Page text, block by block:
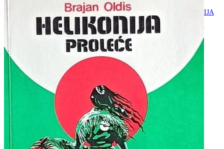
ETNOLOGIJA
FILOZOFIJA, SOCIOLOGIJA, ANTROPOLOGIJA
FOTOGRAFIJA
GLAZBENA UMJETNOST
KAZALIŠTE, FILM
OD KNJIŽEVNOST
DO RELIGIJA
KNJIŽEVNOST
LIKOVNA UMJETNOST
LJEKOVITO BILJE I ZDRAVLJE
MITOLOGIJA
POVIJEST I PUBLICISTIKA
PRIRODNE ZNANOSTI
PSIHOLOGIJA, POPULARNA PSIHOLOGIJA,
ALTERNATIVA
RAZNO
RELIGIJA
OD RJEČNIKA